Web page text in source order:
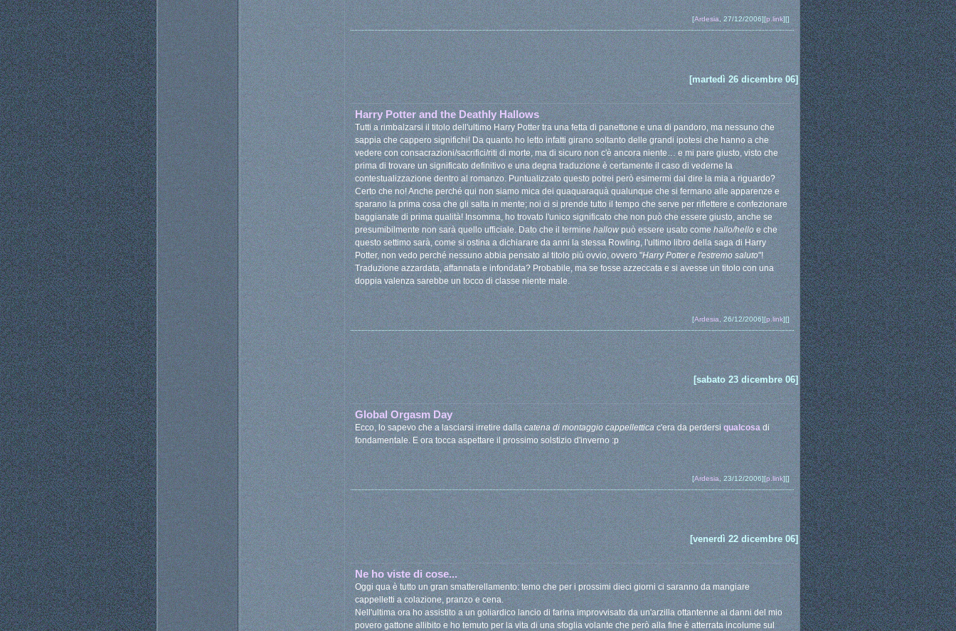
[Ardesia, 27/12/2006][p.link][]
[martedì 26 dicembre 06]
Harry Potter and the Deathly Hallows
Tutti a rimbalzarsi il titolo dell'ultimo Harry Potter tra una fetta di panettone e una di pandoro, ma nessuno che
sappia che cappero significhi! Da quanto ho letto infatti girano soltanto delle grandi ipotesi che hanno a che
vedere con consacrazioni/sacrifici/riti di morte, ma di sicuro non c'è ancora niente… e mi pare giusto, visto che
prima di trovare un significato definitivo e una degna traduzione è certamente il caso di vederne la
contestualizzazione dentro al romanzo. Puntualizzato questo potrei però esimermi dal dire la mia a riguardo?
Certo che no! Anche perché qui non siamo mica dei quaquaraquà qualunque che si fermano alle apparenze e
sparano la prima cosa che gli salta in mente; noi ci si prende tutto il tempo che serve per riflettere e confezionare
baggianate di prima qualità! Insomma, ho trovato l'unico significato che non può che essere giusto, anche se
presumibilmente non sarà quello ufficiale. Dato che il terminehallowpuò essere usato comehallo/helloe che
questo settimo sarà, come si ostina a dichiarare da anni la stessa Rowling, l'ultimo libro della saga di Harry
Potter, non vedo perché nessuno abbia pensato al titolo più ovvio, ovvero "Harry Potter e l'estremo saluto"!
Traduzione azzardata, affannata e infondata? Probabile, ma se fosse azzeccata e si avesse un titolo con una
doppia valenza sarebbe un tocco di classe niente male.
[Ardesia, 26/12/2006][p.link][]
[sabato 23 dicembre 06]
Global Orgasm Day
Ecco, lo sapevo che a lasciarsi irretire dallacatena di montaggio cappelletticac'era da perdersiqualcosadi
fondamentale. E ora tocca aspettare il prossimo solstizio d'inverno :p
[Ardesia, 23/12/2006][p.link][]
[venerdì 22 dicembre 06]
Ne ho viste di cose...
Oggi qua è tutto un gran smatterellamento: temo che per i prossimi dieci giorni ci saranno da mangiare
cappelletti a colazione, pranzo e cena.
Nell'ultima ora ho assistito a un goliardico lancio di farina improvvisato da un'arzilla ottantenne ai danni del mio
povero gattone allibito e ho temuto per la vita di una sfoglia volante che però alla fine è atterrata incolume sul